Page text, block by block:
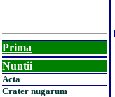
Prima
Nuntii
Acta
Crater nugarum